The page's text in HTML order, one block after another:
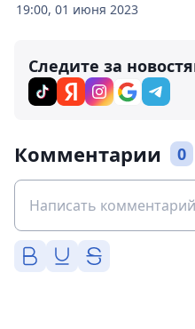
19:00, 01 июня 2023
Следите за
Комментарии 0